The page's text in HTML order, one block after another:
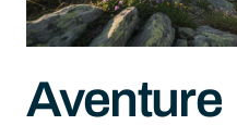
Aventure